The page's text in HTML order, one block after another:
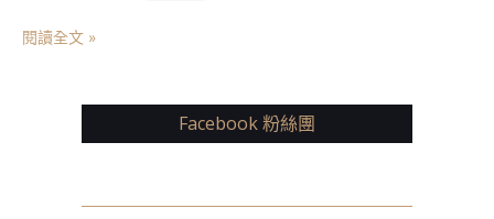
閱讀全文 »
Facebook 粉絲團